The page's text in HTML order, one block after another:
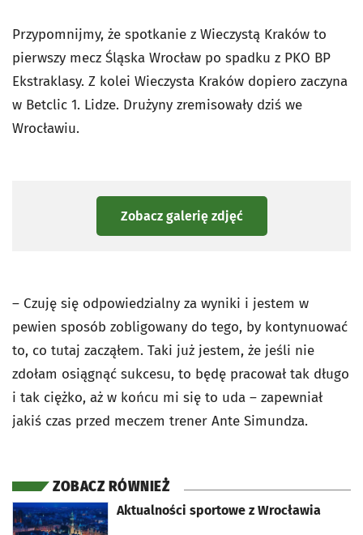
Przypomnijmy, że spotkanie z Wieczystą Kraków to
pierwszy mecz Śląska Wrocław po spadku z PKO BP
Ekstraklasy. Z kolei Wieczysta Kraków dopiero zaczyna
w Betclic 1. Lidze. Drużyny zremisowały dziś we
Wrocławiu.
Zobacz galerię zdjęć
– Czuję się odpowiedzialny za wyniki i jestem w
pewien sposób zobligowany do tego, by kontynuować
to, co tutaj zacząłem. Taki już jestem, że jeśli nie
zdołam osiągnąć sukcesu, to będę pracował tak długo
i tak ciężko, aż w końcu mi się to uda – zapewniał
jakiś czas przed meczem trener Ante Simundza.
ZOBACZ RÓWNIEŻ
Aktualności sportowe z Wrocławia
otworzy się w nowej karcie